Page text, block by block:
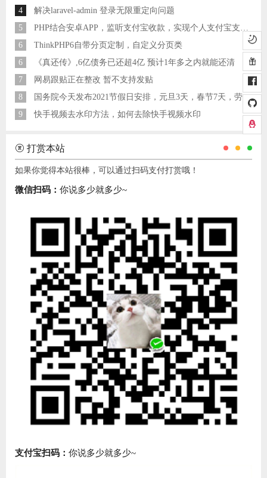
4
解决laravel-admin 登录无限重定向问题
5
PHP结合安卓APP，监听支付宝收款，实现个人支付宝支付接口
6
ThinkPHP6自带分页定制，自定义分页类
6
《真还传》,6亿债务已还超4亿 预计1年多之内就能还清
7
网易跟贴正在整改 暂不支持发贴
8
国务院今天发布2021节假日安排，元旦3天，春节7天，劳动节5天
9
快手视频去水印方法，如何去除快手视频水印
打赏本站
如果你觉得本站很棒，可以通过扫码支付打赏哦！
微信扫码： 你说多少就多少~
支付宝扫码： 你说多少就多少~